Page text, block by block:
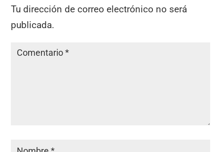
Tu dirección de correo electrónico no será
publicada.